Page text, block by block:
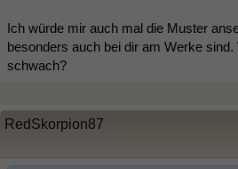
Ich würde mir auch mal die Muster
besonders auch bei dir am Werke
schwach?
RedSkorpion87